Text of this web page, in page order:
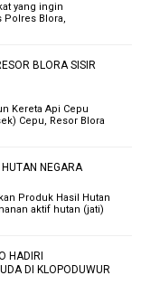
yang ingin
Polres Blora,
BLORA SISIR
Kereta Api Cepu
Cepu, Resor Blora
NEGARA
Produk Hasil Hutan
aktif hutan (jati)
HADIRI
DI KLOPODUWUR